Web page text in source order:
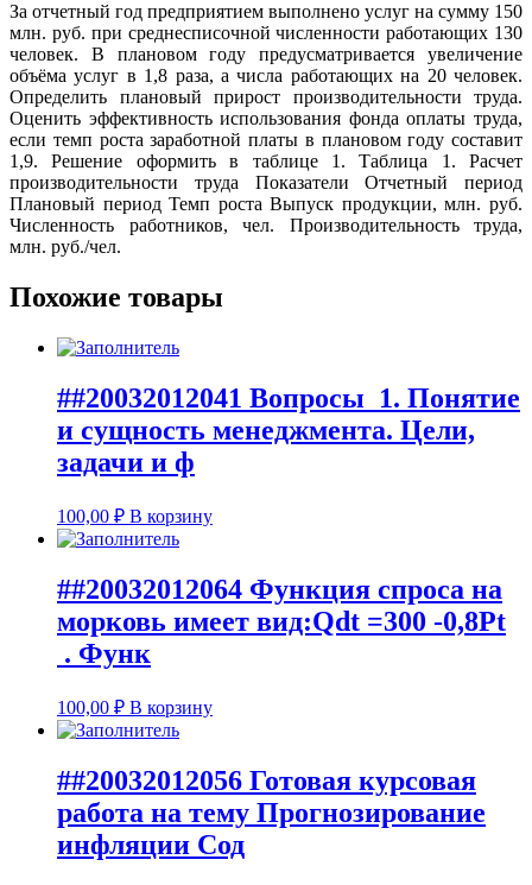
За отчетный год предприятием выполнено услуг на сумму 150
млн. руб. при среднесписочной численности работающих 130
человек. В плановом году предусматривается увеличение
объёма услуг в 1,8 раза, а числа работающих на 20 человек.
Определить плановый прирост производительности труда.
Оценить эффективность использования фонда оплаты труда,
если темп роста заработной платы в плановом году составит
1,9. Решение оформить в таблице 1. Таблица 1. Расчет
производительности труда Показатели Отчетный период
Плановый период Темп роста Выпуск продукции, млн. руб.
Численность работников, чел. Производительность труда,
млн. руб./чел.
Похожие товары
##20032012041 Вопросы 1. Понятие
и сущность менеджмента. Цели,
задачи и ф
100,00 ₽ В корзину
##20032012064 Функция спроса на
морковь имеет вид:Qdt =300 -0,8Pt
. Функ
100,00 ₽ В корзину
##20032012056 Готовая курсовая
работа на тему Прогнозирование
инфляции Сод